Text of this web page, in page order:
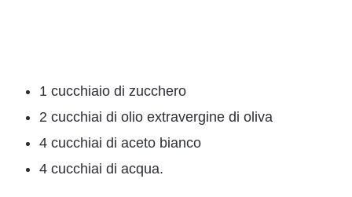
1 cucchiaio di zucchero
2 cucchiai di olio extravergine di oliva
4 cucchiai di aceto bianco
4 cucchiai di acqua.